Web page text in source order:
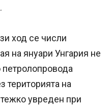
ход се числи
на януари Унгария не
петролопровода
територията на
увреден при